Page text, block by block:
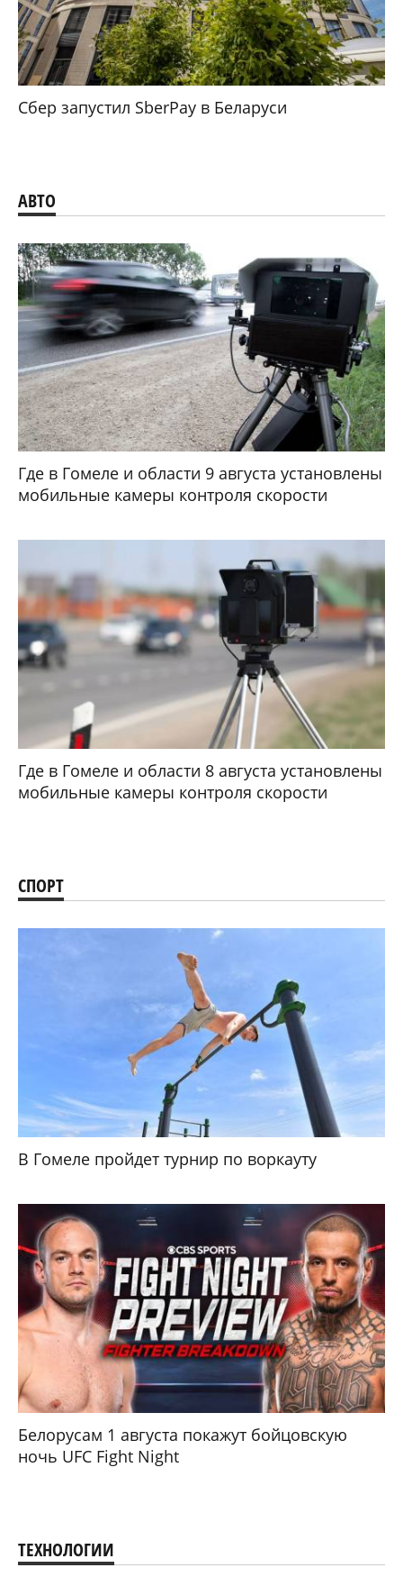
Сбер запустил SberPay в Беларуси
АВТО
Где в Гомеле и области 9 августа установлены
мобильные камеры контроля скорости
Где в Гомеле и области 8 августа установлены
мобильные камеры контроля скорости
СПОРТ
В Гомеле пройдет турнир по воркауту
Белорусам 1 августа покажут бойцовскую
ночь UFC Fight Night
ТЕХНОЛОГИИ